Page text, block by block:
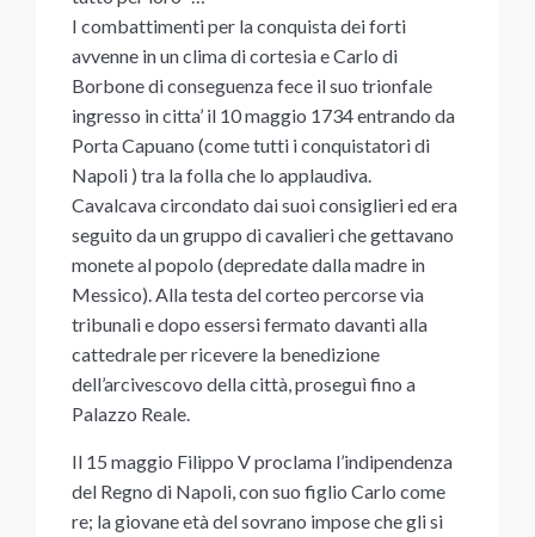
I combattimenti per la conquista dei forti
avvenne in un clima di cortesia e Carlo di
Borbone di conseguenza fece il suo trionfale
ingresso in citta’ il 10 maggio 1734 entrando da
Porta Capuano (come tutti i conquistatori di
Napoli ) tra la folla che lo applaudiva.
Cavalcava circondato dai suoi consiglieri ed era
seguito da un gruppo di cavalieri che gettavano
monete al popolo (depredate dalla madre in
Messico). Alla testa del corteo percorse via
tribunali e dopo essersi fermato davanti alla
cattedrale per ricevere la benedizione
dell’arcivescovo della città, proseguì fino a
Palazzo Reale.
Il 15 maggio Filippo V proclama l’indipendenza
del Regno di Napoli, con suo figlio Carlo come
re; la giovane età del sovrano impose che gli si